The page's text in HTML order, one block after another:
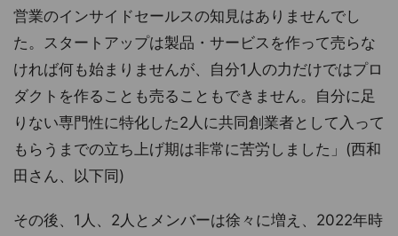
営業のインサイドセールスの知見はありませんでし
た。スタートアップは製品・サービスを作って売らな
ければ何も始まりませんが、自分1人の力だけではプロ
ダクトを作ることも売ることもできません。自分に足
りない専門性に特化した2人に共同創業者として入って
もらうまでの立ち上げ期は非常に苦労しました」(西和
田さん、以下同)
その後、1人、2人とメンバーは徐々に増え、2022年時